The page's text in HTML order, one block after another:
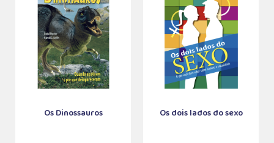
Os Dinossauros Os dois lados do sexo